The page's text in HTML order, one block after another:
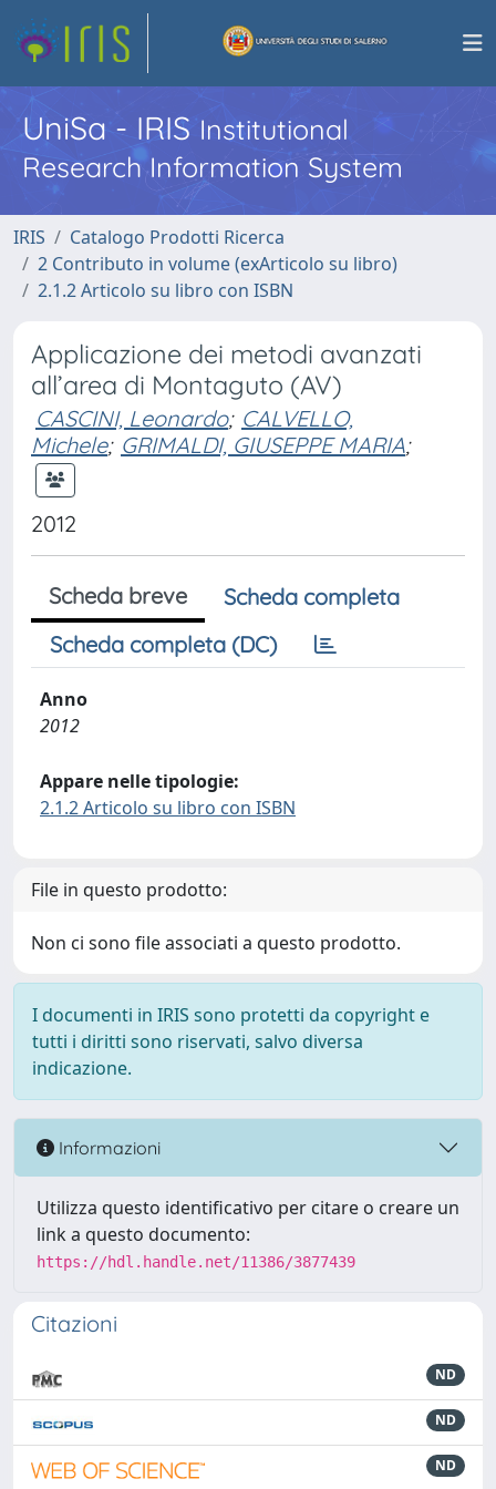
UniSa - IRISInstitutional
Research Information System
IRIS
Catalogo Prodotti Ricerca
2 Contributo in volume (exArticolo su libro)
2.1.2 Articolo su libro con ISBN
Applicazione dei metodi avanzati
all’area di Montaguto (AV)
CASCINI, Leonardo; CALVELLO,
Michele; GRIMALDI, GIUSEPPE MARIA;
2012
Scheda breve
Scheda completa
Scheda completa (DC)
Anno
2012
Appare nelle tipologie:
2.1.2 Articolo su libro con ISBN
File in questo prodotto:
Non ci sono file associati a questo prodotto.
I documenti in IRIS sono protetti da copyright e
tutti i diritti sono riservati, salvo diversa
indicazione.
Informazioni
Utilizza questo identificativo per citare o creare un
link a questo documento:
https://hdl.handle.net/11386/3877439
Citazioni
ND
ND
ND